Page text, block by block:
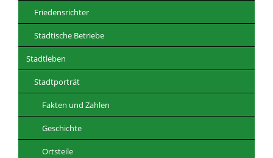
Friedensrichter
Städtische Betriebe
Stadtleben
Stadtporträt
Fakten und Zahlen
Geschichte
Ortsteile